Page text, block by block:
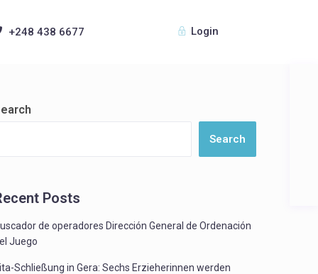
Login
+248 438 6677
Search
Posts
de operadores Dirección General de Ordenación
Juego
Schließung in Gera: Sechs Erzieherinnen werden